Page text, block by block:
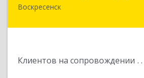
Воскресенск
Клиентов на сопровождении
140200, Московская обл,